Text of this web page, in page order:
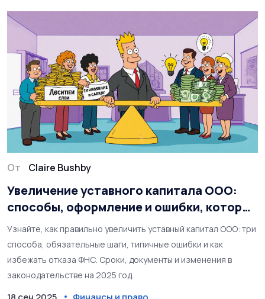
От Claire Bushby
Увеличение уставного капитала ООО:
способы, оформление и ошибки, которые
могут привести к отказу
Узнайте, как правильно увеличить уставный капитал ООО: три
способа, обязательные шаги, типичные ошибки и как
избежать отказа ФНС. Сроки, документы и изменения в
законодательстве на 2025 год.